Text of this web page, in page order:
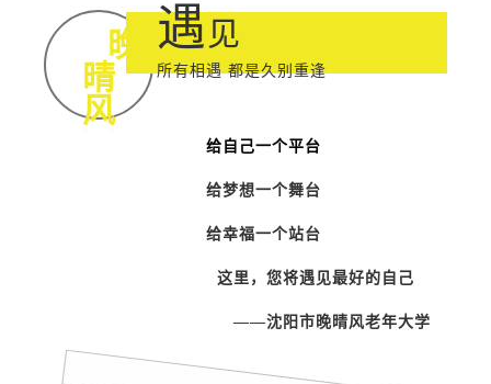
晚
晴
风
遇见
所有相遇 都是久别重逢
给自己一个平台
给梦想一个舞台
给幸福一个站台
这里，您将遇见最好的自己
——沈阳市晚晴风老年大学